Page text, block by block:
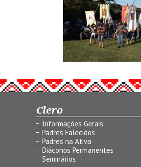
Clero
Informações Gerais
Padres Falecidos
Padres na Ativa
Diáconos Permanentes
Seminários